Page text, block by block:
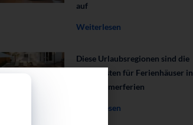
auf
Weiterlesen
Diese Urlaubsregionen sind die
beliebtesten für Ferienhäuser in
den Sommerferien
Weiterlesen